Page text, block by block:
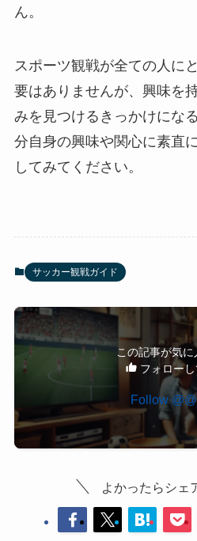
ん。
スポーツ観戦が全ての人に
要はありませんが、興味を
みを見つけるきっかけにな
分自身の興味や関心に素直
してみてください。
サッカー観戦ガイド
この記事が気
フォロー
Follow
よかったらシェ